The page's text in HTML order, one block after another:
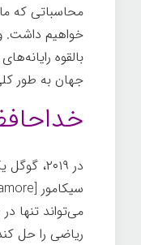
محاسباتی که
خواهیم داشت. و
بالقوه
جهان به طور
در ۲۰۱۹،
ریاضی را حل